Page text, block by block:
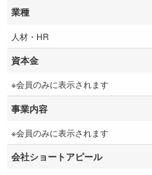
業種
人材・HR
資本金
※会員のみに表示されます
事業内容
※会員のみに表示されます
会社ショートアピール